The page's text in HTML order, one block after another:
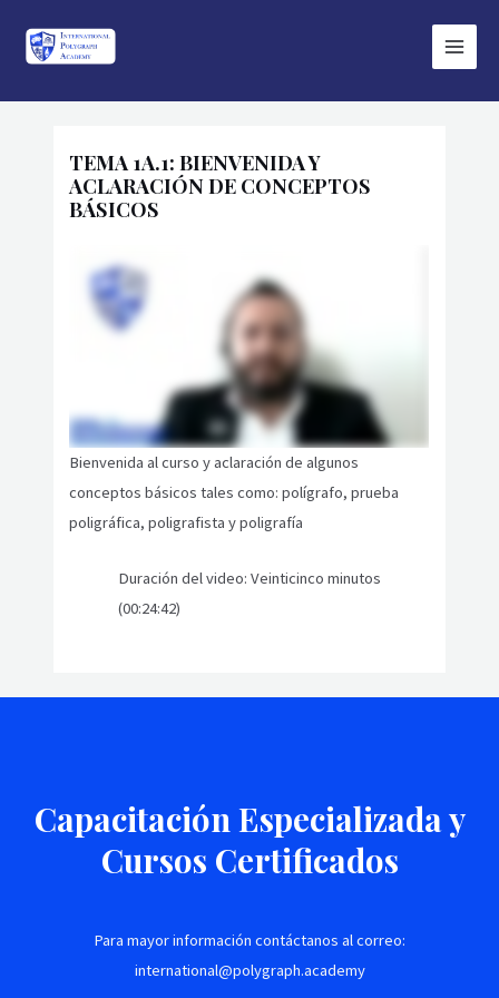
Main
Menu
TEMA 1A.1: BIENVENIDA Y
ACLARACIÓN DE CONCEPTOS
BÁSICOS
Bienvenida al curso y aclaración de algunos
conceptos básicos tales como: polígrafo, prueba
poligráfica, poligrafista y poligrafía
Duración del video: Veinticinco minutos
(00:24:42)
Capacitación Especializada y
Cursos Certificados
Para mayor información contáctanos al correo:
international@polygraph.academy